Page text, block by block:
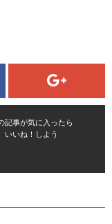
記事が気に入ったら
いいね！しよう